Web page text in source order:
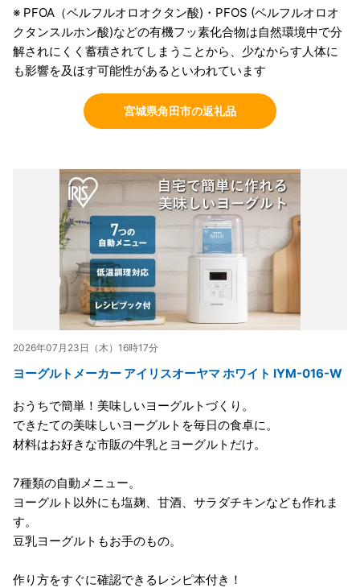
※ PFOA（ベルフルオロオクタン酸)・PFOS (ベルフルオロオ
クタンスルホン酸)などの有機フッ素化合物は自然環境中で分
解されにくく蓄積されてしまうことから、少なからす人体に
も影響を及ほす可能性があるといわれています
宮城県角田市の返礼品
2026年07月23日（木）16時17分
ヨーグルトメーカー アイリスオーヤマ ホワイト IYM-016-W
おうちで簡単！美味しいヨーグルトづくり。
できたての美味しいヨーグルトを毎日の食卓に。
材料はお好きな市販の牛乳とヨーグルトだけ。
7種類の自動メニュー。
ヨーグルト以外にも塩麹、甘酒、サラダチキンなども作れま
す。
豆乳ヨーグルトもお手のもの。
作り方をすぐに確認できるレシピ本付き！